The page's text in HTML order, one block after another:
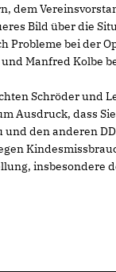
dem
Bild über die
Probleme bei der
Manfred Kolbe
Schröder und
Ausdruck, dass
und den anderen
insbesondere